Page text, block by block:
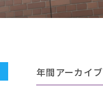
年間アーカイブ